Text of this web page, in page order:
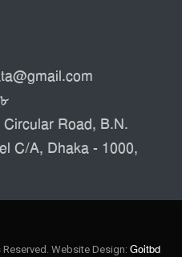
Circular Road, B.N.
C/A, Dhaka - 1000,
Reserved. Website Design: Goitbd